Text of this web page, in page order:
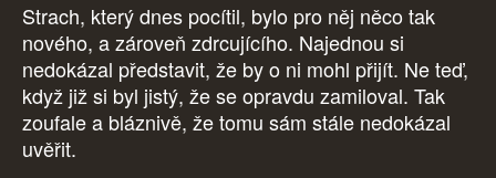
Strach, který dnes pocítil, bylo pro něj něco tak
nového, a zároveň zdrcujícího. Najednou si
nedokázal představit, že by o ni mohl přijít. Ne teď,
když již si byl jistý, že se opravdu zamiloval. Tak
zoufale a bláznivě, že tomu sám stále nedokázal
uvěřit.